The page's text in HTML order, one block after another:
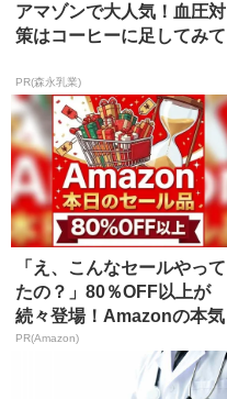
アマゾンで大人気！血圧対
策はコーヒーに足してみて
PR(森永乳業)
「え、こんなセールやって
たの？」80％OFF以上が
続々登場！Amazonの本気
が...
PR(Amazon)